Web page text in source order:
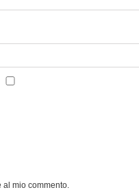
mio commento.